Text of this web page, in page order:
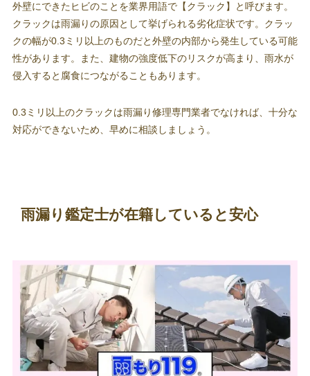
外壁にできたヒビのことを業界用語で【クラック】と呼びます。
クラックは雨漏りの原因として挙げられる劣化症状です。クラッ
クの幅が0.3ミリ以上のものだと外壁の内部から発生している可能
性があります。また、建物の強度低下のリスクが高まり、雨水が
侵入すると腐食につながることもあります。
0.3ミリ以上のクラックは雨漏り修理専門業者でなければ、十分な
対応ができないため、早めに相談しましょう。
雨漏り鑑定士が在籍していると安心